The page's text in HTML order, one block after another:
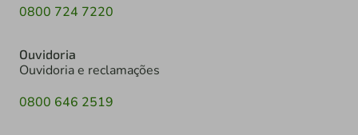
0800 724 7220
Ouvidoria
Ouvidoria e reclamações
0800 646 2519